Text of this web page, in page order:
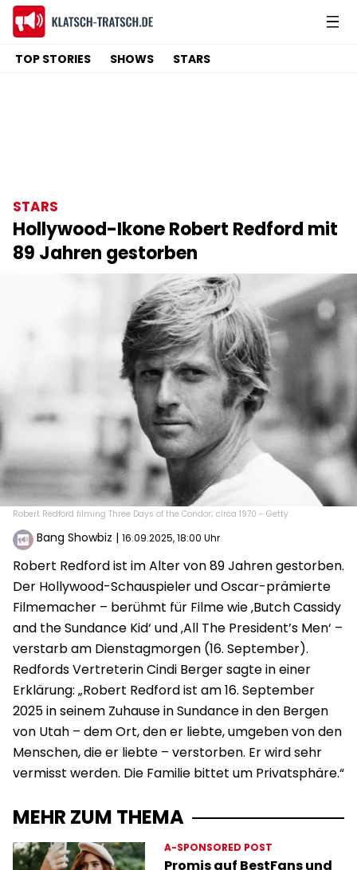
TOP STORIES SHOWS STARS
STARS
Hollywood-Ikone Robert Redford mit
89 Jahren gestorben
Robert Redford filming Three Days of the Condor; circa 1970 - Getty
Bang Showbiz | 16.09.2025, 18:00 Uhr
Robert Redford ist im Alter von 89 Jahren gestorben.
Der Hollywood-Schauspieler und Oscar-prämierte
Filmemacher – berühmt für Filme wie ‚Butch Cassidy
and the Sundance Kid‘ und ‚All The President’s Men‘ –
verstarb am Dienstagmorgen (16. September).
Redfords Vertreterin Cindi Berger sagte in einer
Erklärung: „Robert Redford ist am 16. September
2025 in seinem Zuhause in Sundance in den Bergen
von Utah – dem Ort, den er liebte, umgeben von den
Menschen, die er liebte – verstorben. Er wird sehr
vermisst werden. Die Familie bittet um Privatsphäre.“
MEHR ZUM THEMA
A-SPONSORED POST
Promis auf BestFans und